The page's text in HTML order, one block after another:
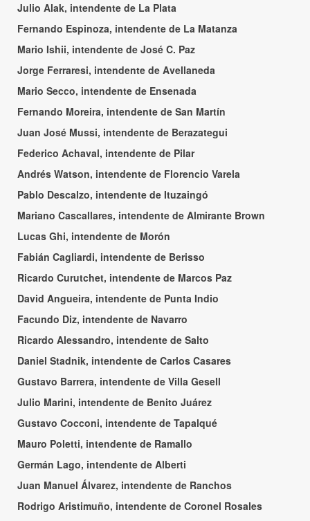
Julio Alak, intendente de La Plata
Fernando Espinoza, intendente de La Matanza
Mario Ishii, intendente de José C. Paz
Jorge Ferraresi, intendente de Avellaneda
Mario Secco, intendente de Ensenada
Fernando Moreira, intendente de San Martín
Juan José Mussi, intendente de Berazategui
Federico Achaval, intendente de Pilar
Andrés Watson, intendente de Florencio Varela
Pablo Descalzo, intendente de Ituzaingó
Mariano Cascallares, intendente de Almirante Brown
Lucas Ghi, intendente de Morón
Fabián Cagliardi, intendente de Berisso
Ricardo Curutchet, intendente de Marcos Paz
David Angueira, intendente de Punta Indio
Facundo Diz, intendente de Navarro
Ricardo Alessandro, intendente de Salto
Daniel Stadnik, intendente de Carlos Casares
Gustavo Barrera, intendente de Villa Gesell
Julio Marini, intendente de Benito Juárez
Gustavo Cocconi, intendente de Tapalqué
Mauro Poletti, intendente de Ramallo
Germán Lago, intendente de Alberti
Juan Manuel Álvarez, intendente de Ranchos
Rodrigo Aristimuño, intendente de Coronel Rosales